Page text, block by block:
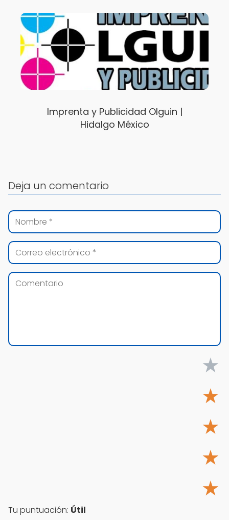
Imprenta y Publicidad Olguin |
Hidalgo México
Deja un comentario
★
★
★
★
★
Tu puntuación: Útil